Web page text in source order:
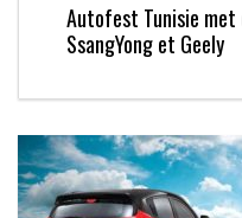
Autofest Tunisie met
SsangYong et Geely